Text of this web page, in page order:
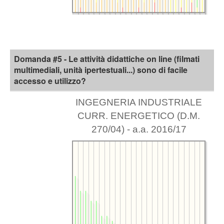
Domanda #5 - Le attività didattiche on line (filmati
multimediali, unità ipertestuali...) sono di facile
accesso e utilizzo?
INGEGNERIA INDUSTRIALE
CURR. ENERGETICO (D.M.
270/04) - a.a. 2016/17